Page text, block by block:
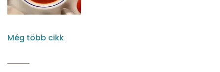
Még több cikk